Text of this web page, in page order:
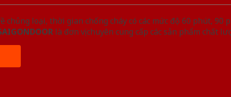
chủng loại, thời gian chống cháy có các mức độ 60 phút, 90
là đơn vị chuyên cung cấp các sản phẩm chất